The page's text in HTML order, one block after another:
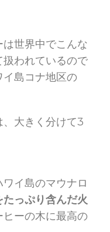
世界中でこんな
われているので
イ島コナ地区の
、大きく分けて3
イ島のマウナロ
たっぷり含んだ火
ーの木に最高の